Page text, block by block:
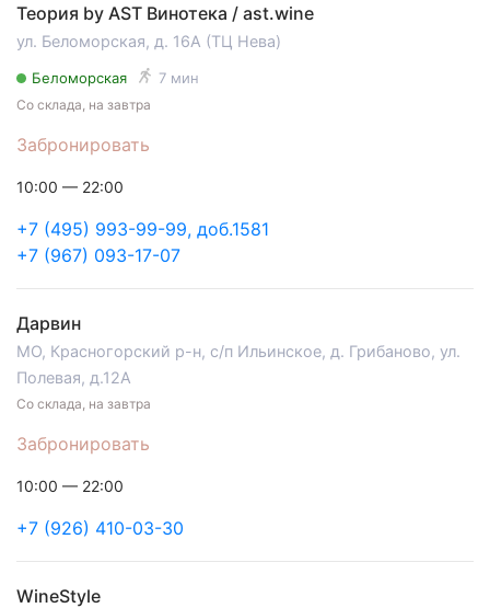
Теория by AST Винотека / ast.wine
ул. Беломорская, д. 16А (ТЦ Нева)
Беломорская 7 мин
Забронировать
Со склада, на завтра
+7 (495) 993-99-99, доб.1581
+7 (967) 093-17-07
10:00 — 22:00
Дарвин
МО, Красногорский р-н, с/п Ильинское, д. Грибаново, ул.
Полевая, д.12А
Забронировать
Со склада, на завтра
+7 (926) 410-03-30
10:00 — 22:00
WineStyle